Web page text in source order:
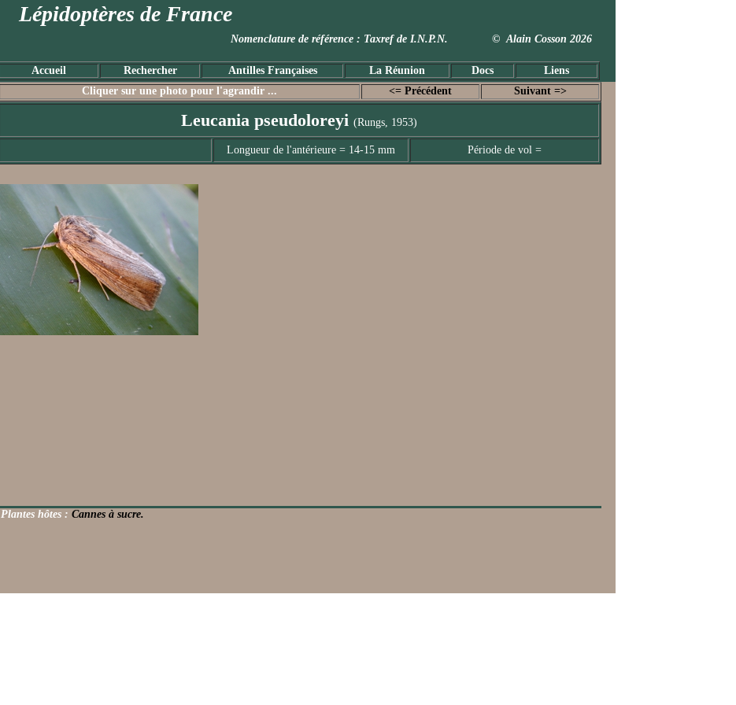
Lépidoptères de France
Nomenclature de référence : Taxref de I.N.P.N. © Alain Cosson 2026
Accueil Rechercher Antilles Françaises La Réunion Docs Liens
Cliquer sur une photo pour l'agrandir ... <= Précédent Suivant =>
Leucania pseudoloreyi (Rungs, 1953)
Longueur de l'antérieure = 14-15 mm Période de vol =
Plantes hôtes : Cannes à sucre.